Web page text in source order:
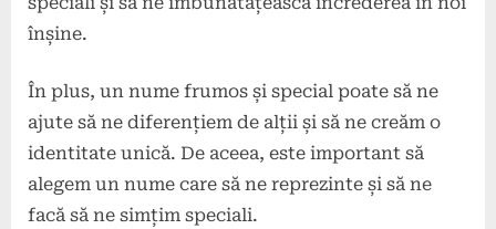
înșine.
În plus, un nume frumos și special poate să ne
ajute să ne diferențiem de alții și să ne creăm o
identitate unică. De aceea, este important să
alegem un nume care să ne reprezinte și să ne
facă să ne simțim speciali.